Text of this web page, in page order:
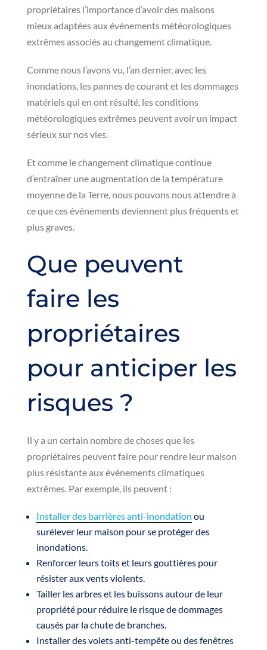
propriétaires l’importance d’avoir des maisons
mieux adaptées aux événements météorologiques
extrêmes associés au changement climatique.
Comme nous l’avons vu, l’an dernier, avec les
inondations, les pannes de courant et les dommages
matériels qui en ont résulté, les conditions
météorologiques extrêmes peuvent avoir un impact
sérieux sur nos vies.
Et comme le changement climatique continue
d’entraîner une augmentation de la température
moyenne de la Terre, nous pouvons nous attendre à
ce que ces événements deviennent plus fréquents et
plus graves.
Que peuvent
faire les
propriétaires
pour anticiper les
risques ?
Il y a un certain nombre de choses que les
propriétaires peuvent faire pour rendre leur maison
plus résistante aux événements climatiques
extrêmes. Par exemple, ils peuvent :
Installer des barrières anti-inondation ou
surélever leur maison pour se protéger des
inondations.
Renforcer leurs toits et leurs gouttières pour
résister aux vents violents.
Tailler les arbres et les buissons autour de leur
propriété pour réduire le risque de dommages
causés par la chute de branches.
Installer des volets anti-tempête ou des fenêtres